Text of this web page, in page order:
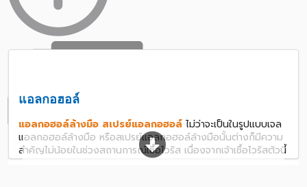
แอลกอฮอล์
แอลกอฮอล์ล้างมือ สเปรย์แอลกอฮอล์ ไม่ว่าจะเป็นในรูปแบบเจล
แอลกอฮอล์ล้างมือ หรือสเปรย์แอลกอฮอล์ล้างมือนั้นต่างก็มีความ
สำคัญไม่น้อยในช่วงสถานการณ์เชื้อไวรัส เนื่องจากเจ้าเชื้อไวรัสตัวนี้
มีหลากหลายสายพันธุ์ และสามารถติดต่อกันได้ง่ายมาก โดยการ